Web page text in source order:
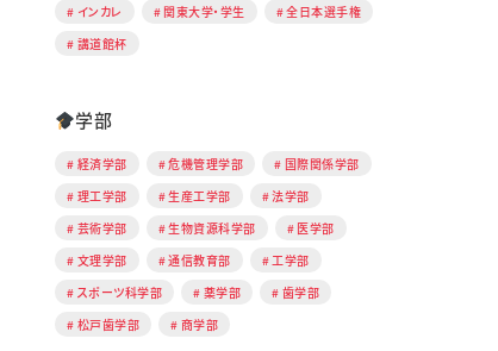
インカレ
関東大学・学生
全日本選手権
講道館杯
学部
経済学部 危機管理学部
国際関係学部
理工学部
生産工学部
法学部
芸術学部
生物資源科学部
医学部
文理学部
通信教育部
工学部
スポーツ科学部
薬学部
歯学部
松戸歯学部
商学部